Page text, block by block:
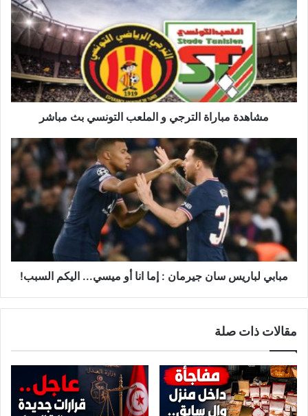
الترجي
و
الملعب
التونسي
بث
مباشر
مشاهدة مباراة الترجي و الملعب التونسي بث مباشر
لباريس
جيرمان
:
إما
ميسي...
اليكم
مبابي لباريس سان جيرمان : إما انا أو ميسي... اليكم السبب!
مقالات ذات صلة